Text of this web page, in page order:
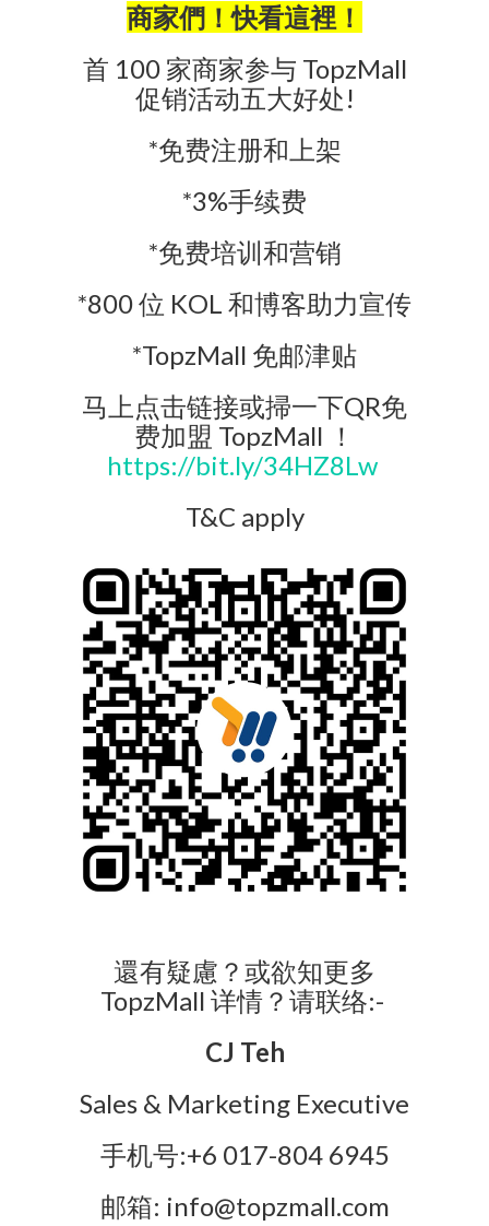
商家們！快看這裡！
首 100 家商家参与 TopzMall
促销活动五大好处!
*免费注册和上架
*3%手续费
*免费培训和营销
*800 位 KOL 和博客助力宣传
*TopzMall 免邮津贴
马上点击链接或掃一下QR免
费加盟 TopzMall ！
https://bit.ly/34HZ8Lw
T&C apply
還有疑慮？或欲知更多
TopzMall 详情？请联络:-
CJ Teh
Sales & Marketing Executive
手机号:+6 017-804 6945
邮箱: info@topzmall.com